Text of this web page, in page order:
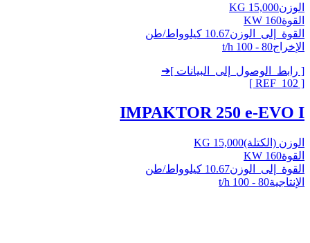
الوزن15,000 KG
القوة160 KW
القوة_إلى_الوزن10.67 كيلوواط/طن
الإخراج80 - 100 t/h
[ رابط_الوصول_إلى_البيانات ]➔
[ REF_
102
]
IMPAKTOR 250 e-EVO I
الوزن (الكتلة)15,000 KG
القوة160 KW
القوة_إلى_الوزن10.67 كيلوواط/طن
الإنتاجية80 - 100 t/h